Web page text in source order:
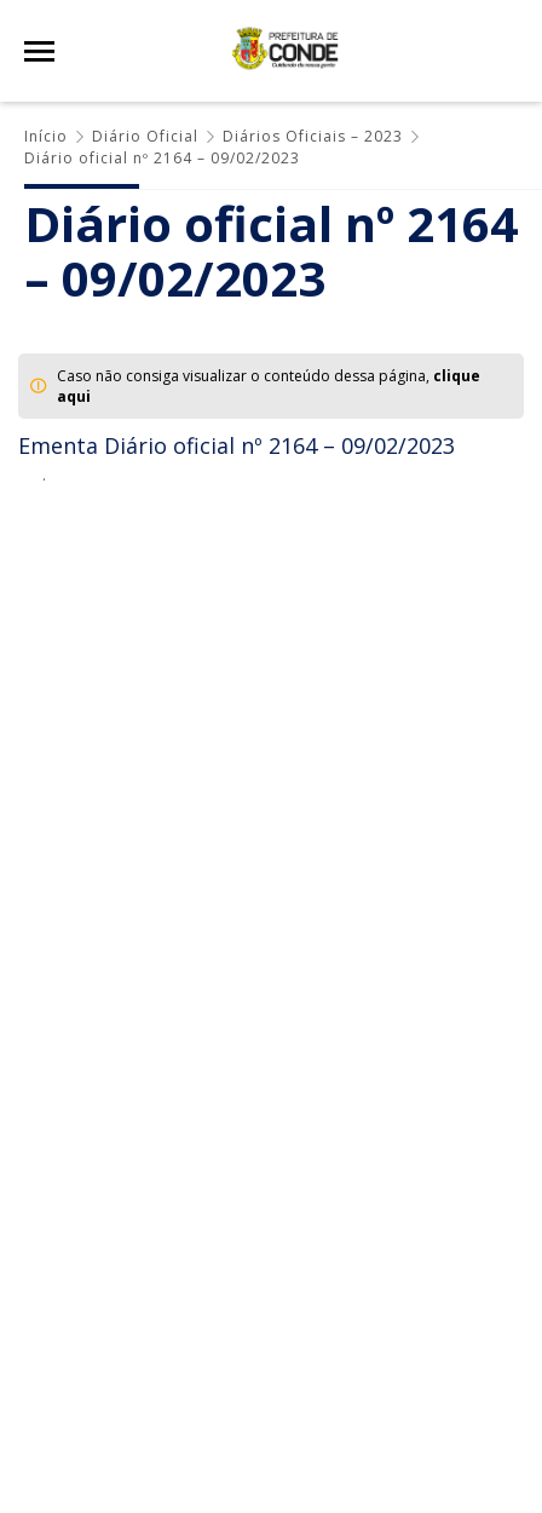
Início Diário Oficial
Diários Oficiais – 2023
Diário oficial nº 2164 – 09/02/2023
Diário oficial nº 2164
– 09/02/2023
Caso não consiga visualizar o conteúdo dessa página, clique
aqui
Ementa Diário oficial nº 2164 – 09/02/2023
.